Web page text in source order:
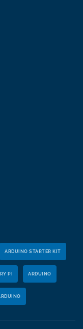
ARDUINO STARTER KIT
PI ARDUINO